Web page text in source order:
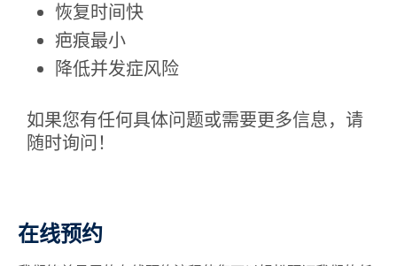
恢复时间快
⁠疤痕最小
降低并发症风险
如果您有任何具体问题或需要更多信息，请
随时询问！
在线预约